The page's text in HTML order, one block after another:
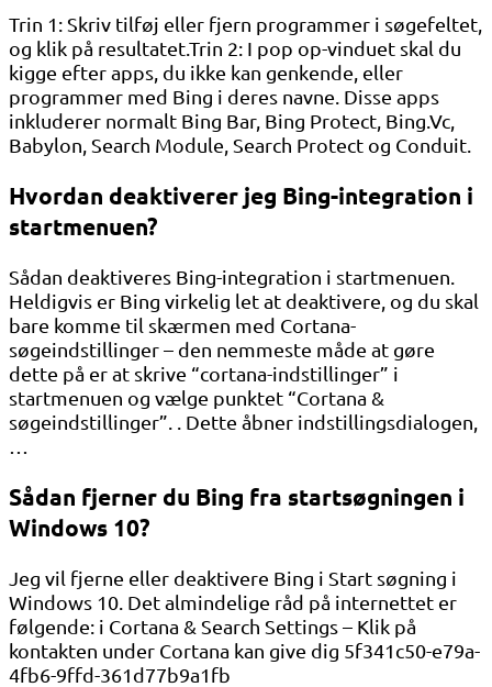
Trin 1: Skriv tilføj eller fjern programmer i søgefeltet,
og klik på resultatet.Trin 2: I pop op-vinduet skal du
kigge efter apps, du ikke kan genkende, eller
programmer med Bing i deres navne. Disse apps
inkluderer normalt Bing Bar, Bing Protect, Bing.Vc,
Babylon, Search Module, Search Protect og Conduit.
Hvordan deaktiverer jeg Bing-integration i
startmenuen?
Sådan deaktiveres Bing-integration i startmenuen.
Heldigvis er Bing virkelig let at deaktivere, og du skal
bare komme til skærmen med Cortana-
søgeindstillinger – den nemmeste måde at gøre
dette på er at skrive “cortana-indstillinger” i
startmenuen og vælge punktet “Cortana &
søgeindstillinger”. . Dette åbner indstillingsdialogen,
Sådan fjerner du Bing fra startsøgningen i
Windows 10?
Jeg vil fjerne eller deaktivere Bing i Start søgning i
Windows 10. Det almindelige råd på internettet er
følgende: i Cortana & Search Settings – Klik på
kontakten under Cortana kan give dig 5f341c50-e79a-
4fb6-9ffd-361d77b9a1fb